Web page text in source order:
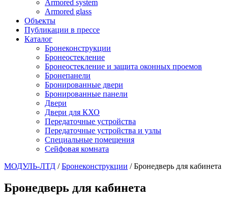
Armored system
Armored glass
Объекты
Публикации в прессе
Каталог
Бронеконструкции
Бронеостекление
Бронеостекление и защита оконных проемов
Бронепанели
Бронированные двери
Бронированные панели
Двери
Двери для КХО
Передаточные устройства
Передаточные устройства и узлы
Специальные помещения
Сейфовая комната
МОДУЛЬ-ЛТД /Бронеконструкции /Бронедверь для кабинета
Бронедверь для кабинета